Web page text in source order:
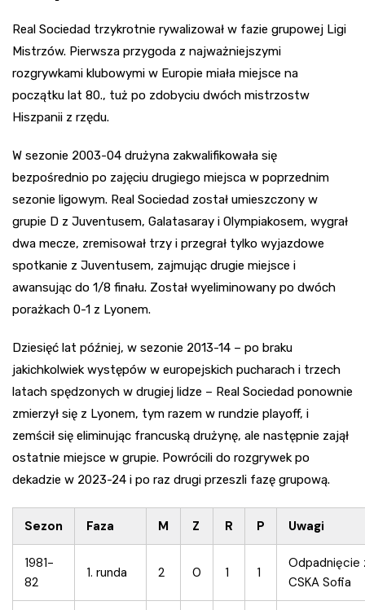
Real Sociedad trzykrotnie rywalizował w fazie grupowej Ligi
Mistrzów. Pierwsza przygoda z najważniejszymi
rozgrywkami klubowymi w Europie miała miejsce na
początku lat 80., tuż po zdobyciu dwóch mistrzostw
Hiszpanii z rzędu.
W sezonie 2003-04 drużyna zakwalifikowała się
bezpośrednio po zajęciu drugiego miejsca w poprzednim
sezonie ligowym. Real Sociedad został umieszczony w
grupie D z Juventusem, Galatasaray i Olympiakosem, wygrał
dwa mecze, zremisował trzy i przegrał tylko wyjazdowe
spotkanie z Juventusem, zajmując drugie miejsce i
awansując do 1/8 finału. Został wyeliminowany po dwóch
porażkach 0-1 z Lyonem.
Dziesięć lat później, w sezonie 2013-14 – po braku
jakichkolwiek występów w europejskich pucharach i trzech
latach spędzonych w drugiej lidze – Real Sociedad ponownie
zmierzył się z Lyonem, tym razem w rundzie playoff, i
zemścił się eliminując francuską drużynę, ale następnie zajął
ostatnie miejsce w grupie. Powrócili do rozgrywek po
dekadzie w 2023-24 i po raz drugi przeszli fazę grupową.
Sezon Faza M Z R P Uwagi
1981-
82
1. runda 2 0 1 1
Odpadnięcie
CSKA Sofia